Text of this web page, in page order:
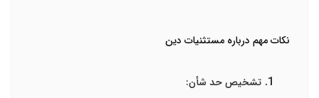
نکات مهم درباره مستثنیات دین
تشخیص حد شأن: